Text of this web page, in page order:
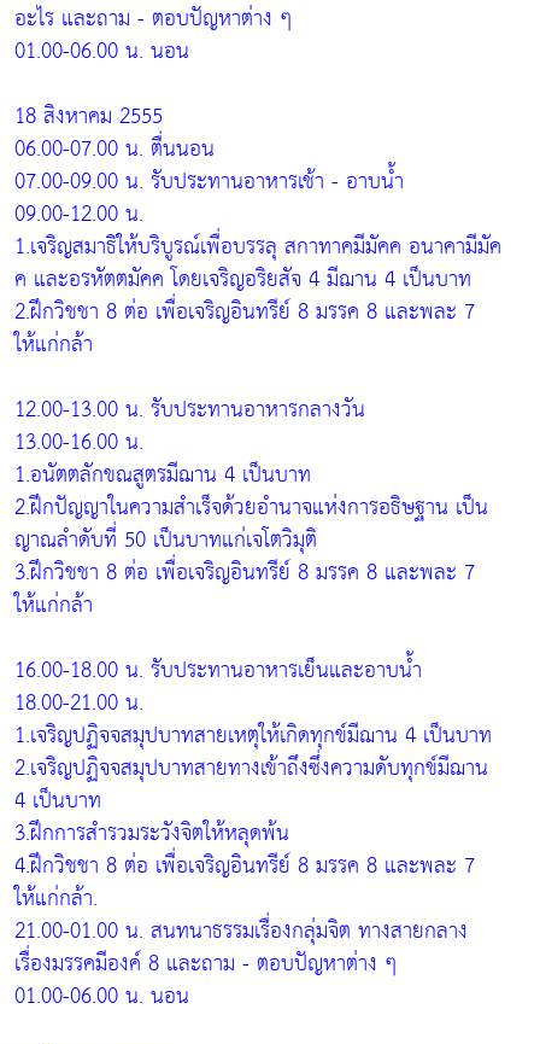
อะไร และถาม - ตอบปัญหาต่าง ๆ
01.00-06.00 น. นอน
18 สิงหาคม 2555
06.00-07.00 น. ตื่นนอน
07.00-09.00 น. รับประทานอาหารเช้า - อาบน้ำ
09.00-12.00 น.
1.เจริญสมาธิให้บริบูรณ์เพื่อบรรลุ สกาทาคมีมัคค อนาคามีมัค
ค และอรหัตตมัคค โดยเจริญอริยสัจ 4 มีฌาน 4 เป็นบาท
2.ฝึกวิชชา 8 ต่อ เพื่อเจริญอินทรีย์ 8 มรรค 8 และพละ 7
ให้แก่กล้า
12.00-13.00 น. รับประทานอาหารกลางวัน
13.00-16.00 น.
1.อนัตตลักขณสูตรมีฌาน 4 เป็นบาท
2.ฝึกปัญญาในความสำเร็จด้วยอำนาจแห่งการอธิษฐาน เป็น
ญาณลำดับที่ 50 เป็นบาทแก่เจโตวิมุติ
3.ฝึกวิชชา 8 ต่อ เพื่อเจริญอินทรีย์ 8 มรรค 8 และพละ 7
ให้แก่กล้า
16.00-18.00 น. รับประทานอาหารเย็นและอาบน้ำ
18.00-21.00 น.
1.เจริญปฏิจจสมุปบาทสายเหตุให้เกิดทุกข์มีฌาน 4 เป็นบาท
2.เจริญปฏิจจสมุปบาทสายทางเข้าถึงซึ่งความดับทุกข์มีฌาน
4 เป็นบาท
3.ฝึกการสำรวมระวังจิตให้หลุดพ้น
4.ฝึกวิชชา 8 ต่อ เพื่อเจริญอินทรีย์ 8 มรรค 8 และพละ 7
ให้แก่กล้า.
21.00-01.00 น. สนทนาธรรมเรื่องกลุ่มจิต ทางสายกลาง
เรื่องมรรคมีองค์ 8 และถาม - ตอบปัญหาต่าง ๆ
01.00-06.00 น. นอน